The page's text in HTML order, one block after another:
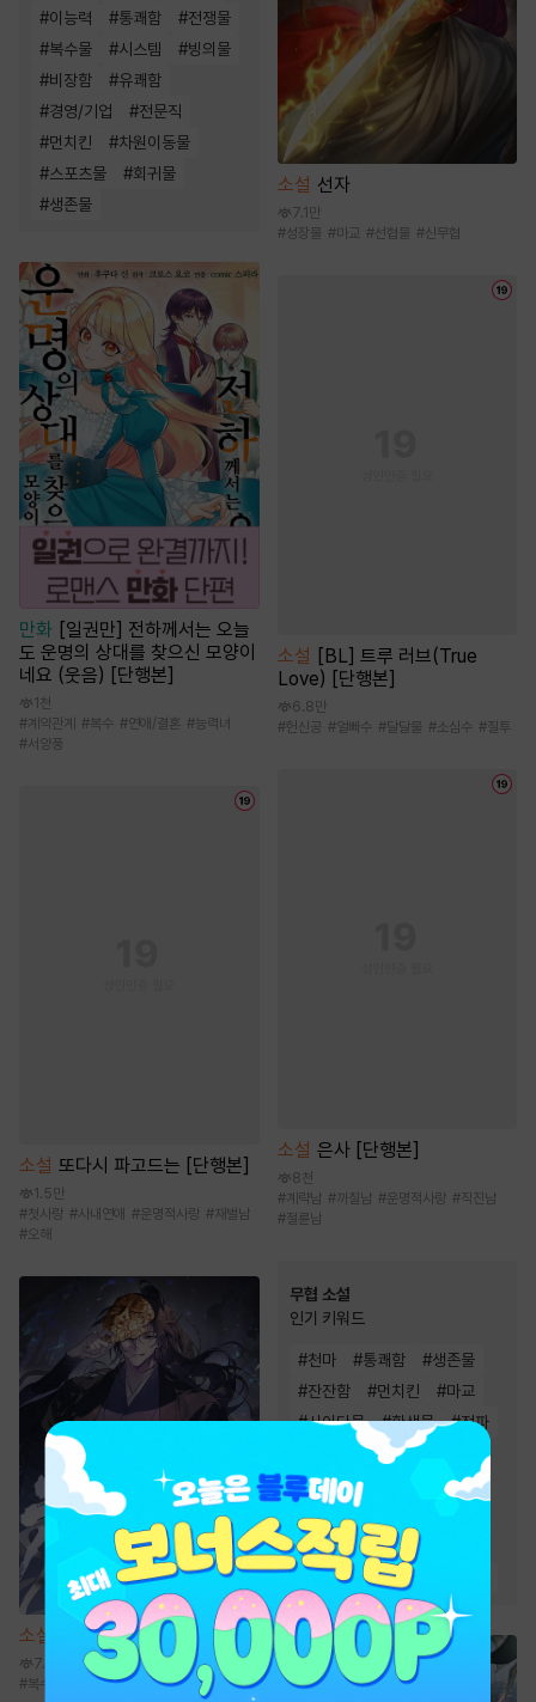
#이능력 #통쾌함 #전쟁물
#복수물 #시스템 #빙의물
#비장함 #유쾌함
#경영/기업 #전문직
#먼치킨 #차원이동물
#스포츠물 #회귀물
#생존물
만화 [일권만] 전하께서는 오늘
도 운명의 상대를 찾으신 모양이
네요 (웃음) [단행본]
1천
# 계약관계 #복수 #연애/결혼 #능력녀
#서양풍
소설 또다시 파고드는 [단행본]
1.5만
#첫사랑 #사내연애 #운명적사랑 # 재벌남
#오해
소설 신객 [단행본]
7.8만
#복수물 성장물 #신무협
소설 선자
7.1만
#성장물 #마교 #선협물 #신무협
소설 [BL] 트루 러브(True
Love) [단행본]
6.8만
#헌신공 #얼빠수 #달달물 #소심수 #질투
소설 은사 [단행본]
8천
#계략남 #까칠남 #운명적사랑 #직진남
#절륜남
무협 소설
인기 키워드
#천마 #통쾌함 #생존물
#잔잔함 #먼치킨 #마교
#사이다물 #환생물 #정파
#귀환물
#천하제일인
검객/무사
#복수물
#차원이동물 #
고독함
성장물 # 회귀물